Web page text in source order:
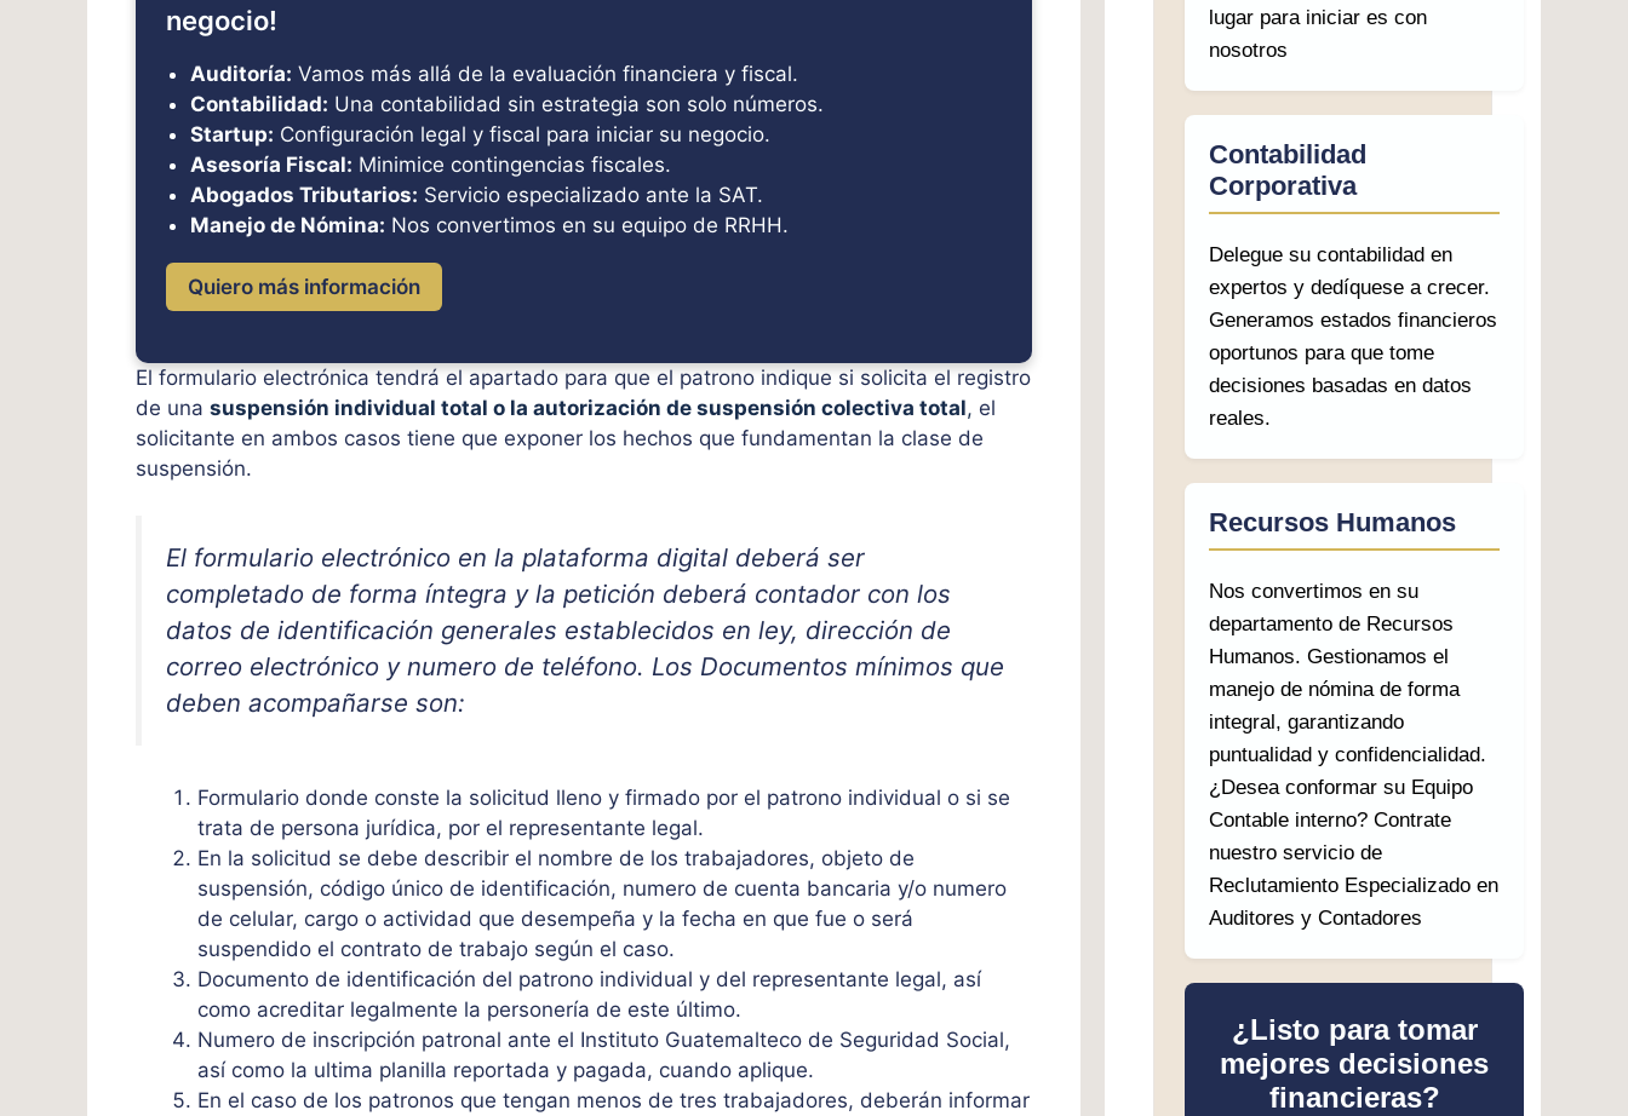
negocio!
Auditoría: Vamos más allá de la evaluación financiera y fiscal.
Contabilidad: Una contabilidad sin estrategia son solo números.
Startup: Configuración legal y fiscal para iniciar su negocio.
Asesoría Fiscal: Minimice contingencias fiscales.
Abogados Tributarios: Servicio especializado ante la SAT.
Manejo de Nómina: Nos convertimos en su equipo de RRHH.
Quiero más información
El formulario electrónica tendrá el apartado para que el patrono indique si solicita el registro
de una suspensión individual total o la autorización de suspensión colectiva total, el
solicitante en ambos casos tiene que exponer los hechos que fundamentan la clase de
suspensión.
El formulario electrónico en la plataforma digital deberá ser
completado de forma íntegra y la petición deberá contador con los
datos de identificación generales establecidos en ley, dirección de
correo electrónico y numero de teléfono. Los Documentos mínimos que
deben acompañarse son:
Formulario donde conste la solicitud lleno y firmado por el patrono individual o si se
trata de persona jurídica, por el representante legal.
En la solicitud se debe describir el nombre de los trabajadores, objeto de
suspensión, código único de identificación, numero de cuenta bancaria y/o numero
de celular, cargo o actividad que desempeña y la fecha en que fue o será
suspendido el contrato de trabajo según el caso.
Documento de identificación del patrono individual y del representante legal, así
como acreditar legalmente la personería de este último.
Numero de inscripción patronal ante el Instituto Guatemalteco de Seguridad Social,
así como la ultima planilla reportada y pagada, cuando aplique.
En el caso de los patronos que tengan menos de tres trabajadores, deberán informar
lugar para iniciar es con
nosotros
Contabilidad
Corporativa
Delegue su contabilidad en
expertos y dedíquese a crecer.
Generamos estados financieros
oportunos para que tome
decisiones basadas en datos
reales.
Recursos Humanos
Nos convertimos en su
departamento de Recursos
Humanos. Gestionamos el
manejo de nómina de forma
integral, garantizando
puntualidad y confidencialidad.
¿Desea conformar su Equipo
Contable interno? Contrate
nuestro servicio de
Reclutamiento Especializado en
Auditores y Contadores
¿Listo para tomar
mejores decisiones
financieras?